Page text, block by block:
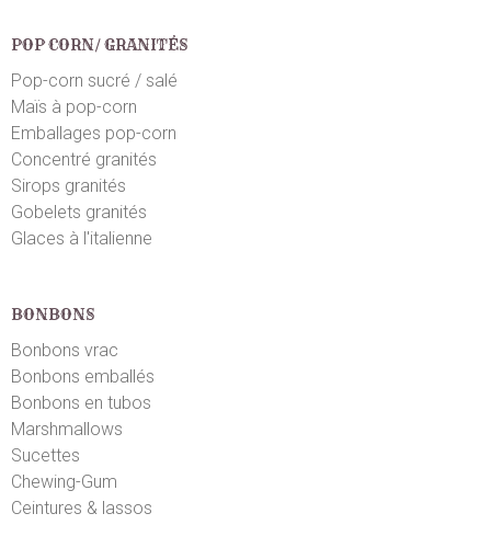
POP CORN/ GRANITÉS
Pop-corn sucré / salé
Maïs à pop-corn
Emballages pop-corn
Concentré granités
Sirops granités
Gobelets granités
Glaces à l'italienne
BONBONS
Bonbons vrac
Bonbons emballés
Bonbons en tubos
Marshmallows
Sucettes
Chewing-Gum
Ceintures & lassos